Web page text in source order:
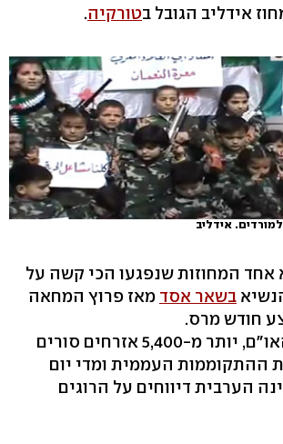
אידליב הגובל בטורקיה.
אידליב
אחד המחוזות שנפגעו הכי קשה על
בשאר אסד מאז פרוץ המחאה
חודש מרס.
על פי הערכות האו"ם, יותר מ-5,400 אזרחים סורים
ההתקוממות העממית ומדי יום
הערבית דיווחים על הרוגים